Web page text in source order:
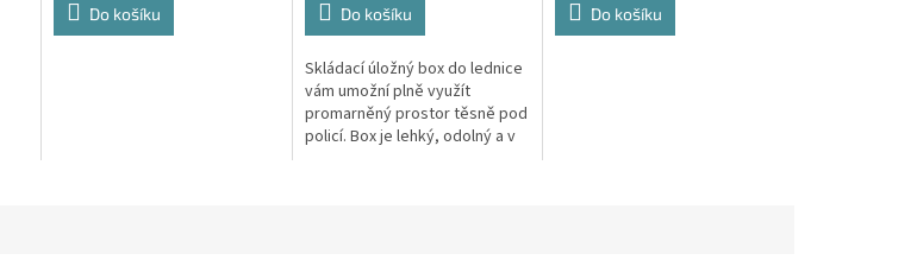
Do košíku Do košíku
Skládací úložný box do lednice
vám umožní plně využít
promarněný prostor těsně pod
policí. Box je lehký, odolný a v
Do košíku